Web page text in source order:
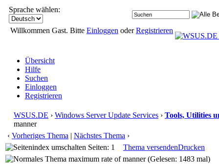
Sprache wählen:
Willkommen Gast. Bitte Einloggen oderRegistrieren
Übersicht
Hilfe
Suchen
Einloggen
Registrieren
WSUS.DE › Windows Server Update Services › Tools, Utilities
manner
‹ Vorheriges Thema | Nächstes Thema ›
Seiten: 1
Thema versendenDrucken
maximum rate of manner (Gelesen: 1483 mal)